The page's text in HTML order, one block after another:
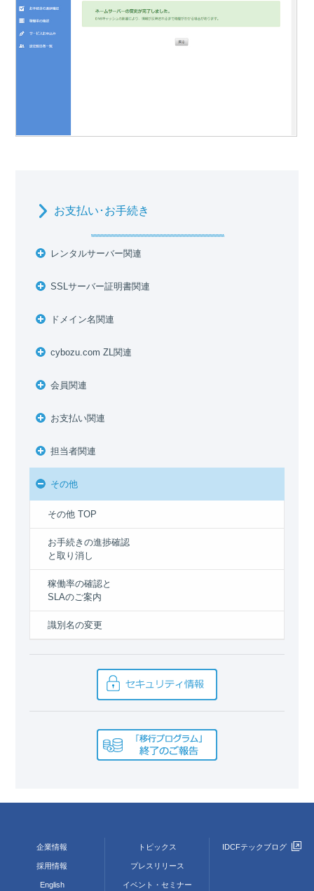
お支払い･お手続き
レンタルサーバー関連
SSLサーバー証明書関連
ドメイン名関連
cybozu.com ZL関連
会員関連
お支払い関連
担当者関連
その他
その他 TOP
お手続きの進捗確認
と取り消し
稼働率の確認と
SLAのご案内
識別名の変更
企業情報
採用情報
English
トピックス
プレスリリース
イベント・セミナー
IDCFテックブログ